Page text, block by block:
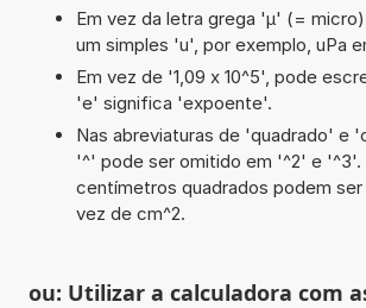
Em vez da letra grega 'µ' (=
um simples 'u', por exemplo, uPa
Em vez de '1,09 x 10^5', pode
'e' significa 'expoente'.
Nas abreviaturas de 'quadrado' e
'^' pode ser omitido em '^2' e '^3'.
centímetros quadrados podem
vez de cm^2.
ou: Utilizar a calculadora com